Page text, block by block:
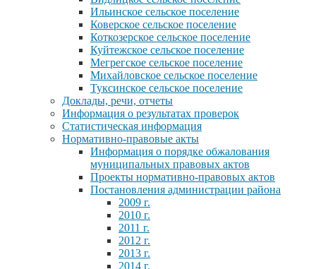
Ильинское сельское поселение
Коверское сельское поселение
Коткозерское сельское поселение
Куйтежское сельское поселение
Мегрегское сельское поселение
Михайловское сельское поселение
Туксинское сельское поселение
Доклады, речи, отчеты
Информация о результатах проверок
Статистическая информация
Нормативно-правовые акты
Информация о порядке обжалования
муниципальных правовых актов
Проекты нормативно-правовых актов
Постановления администрации района
2009 г.
2010 г.
2011 г.
2012 г.
2013 г.
2014 г.